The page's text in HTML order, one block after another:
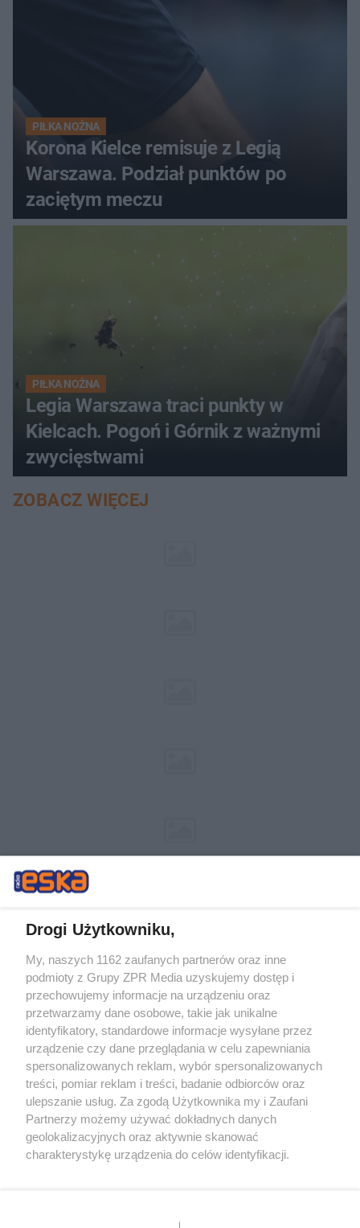
PIŁKA NOŻNA
Korona Kielce remisuje z Legią
Warszawa. Podział punktów po
zaciętym meczu
PIŁKA NOŻNA
Legia Warszawa traci punkty w
Kielcach. Pogoń i Górnik z ważnymi
zwycięstwami
ZOBACZ WIĘCEJ
Żaden utwór zamieszczony w serwisie nie może być powielany i
rozpowszechniany lub dalej rozpowszechniany w jakikolwiek sposób (w
tym także elektroniczny lub mechaniczny) na jakimkolwiek polu
eksploatacji w jakiejkolwiek formie, włącznie z umieszczaniem w
Internecie bez pisemnej zgody właściciela praw. Jakiekolwiek użycie lub
wykorzystanie utworów w całości lub w części z naruszeniem prawa,
tzn. bez właściwej zgody, jest zabronione pod groźbą kary i może być
ścigane prawnie.
Drogi Użytkowniku,
My, naszych 1162 zaufanych partnerów oraz inne
podmioty z Grupy ZPR Media uzyskujemy dostęp i
przechowujemy informacje na urządzeniu oraz
przetwarzamy dane osobowe, takie jak unikalne
identyfikatory, standardowe informacje wysyłane przez
urządzenie czy dane przeglądania w celu zapewniania
spersonalizowanych reklam, wybór spersonalizowanych
treści, pomiar reklam i treści, badanie odbiorców oraz
ulepszanie usług. Za zgodą Użytkownika my i Zaufani
Partnerzy możemy używać dokładnych danych
geolokalizacyjnych oraz aktywnie skanować
charakterystykę urządzenia do celów identyfikacji.
zmienić/wycofać klikając przycisk ustawień prywatności